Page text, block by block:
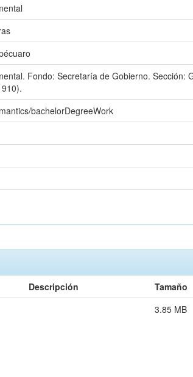
Fondo: Secretaría de Gobierno. Sección:
bachelorDegreeWork
Descripción Tamaño
3.85 MB